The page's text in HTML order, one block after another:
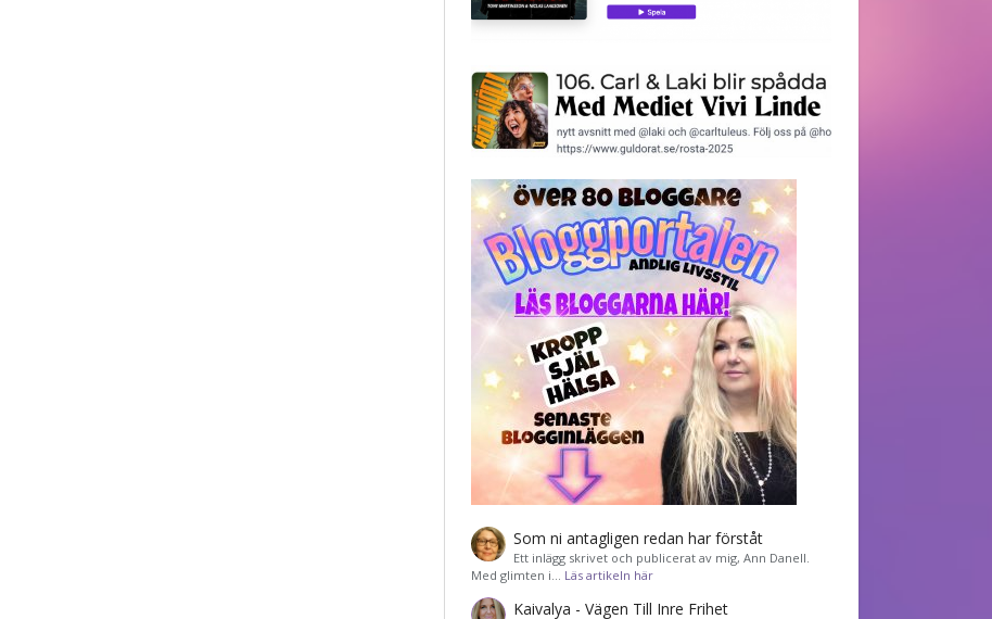
Som ni antagligen redan har förståt
Ett inlägg skrivet och publicerat av mig, Ann Danell.
Med glimten i… Läs artikeln här
Kaivalya - Vägen Till Inre Frihet